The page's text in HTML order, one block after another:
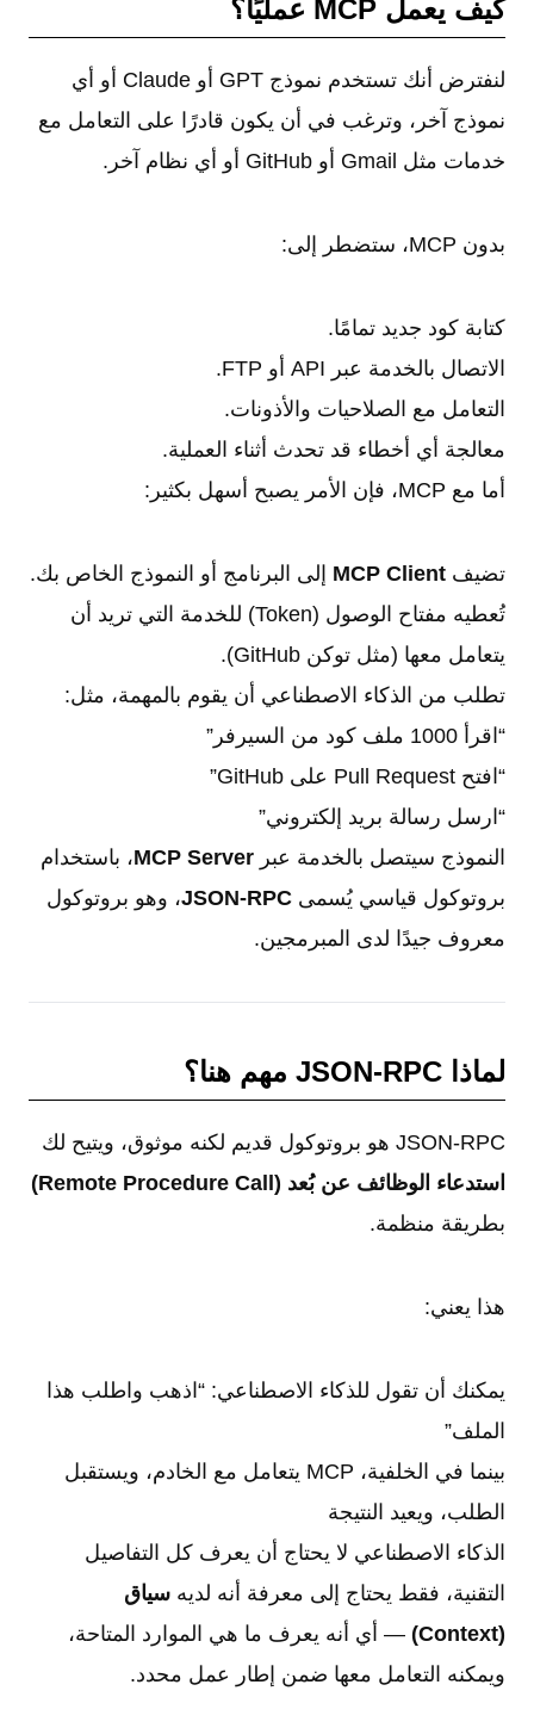
كيف يعمل MCP عمليًا؟
لنفترض أنك تستخدم نموذج GPT أو Claude أو أي
نموذج آخر، وترغب في أن يكون قادرًا على التعامل مع
خدمات مثل Gmail أو GitHub أو أي نظام آخر.
بدون MCP، ستضطر إلى:
كتابة كود جديد تمامًا.
الاتصال بالخدمة عبر API أو FTP.
التعامل مع الصلاحيات والأذونات.
معالجة أي أخطاء قد تحدث أثناء العملية.
أما مع MCP، فإن الأمر يصبح أسهل بكثير:
تضيف MCP Client إلى البرنامج أو النموذج الخاص بك.
تُعطيه مفتاح الوصول (Token) للخدمة التي تريد أن
يتعامل معها (مثل توكن GitHub).
تطلب من الذكاء الاصطناعي أن يقوم بالمهمة، مثل:
“اقرأ 1000 ملف كود من السيرفر”
“افتح Pull Request على GitHub”
“ارسل رسالة بريد إلكتروني”
النموذج سيتصل بالخدمة عبر MCP Server، باستخدام
بروتوكول قياسي يُسمى JSON-RPC، وهو بروتوكول
معروف جيدًا لدى المبرمجين.
لماذا JSON-RPC مهم هنا؟
JSON-RPC هو بروتوكول قديم لكنه موثوق، ويتيح لك
استدعاء الوظائف عن بُعد (Remote Procedure Call)
بطريقة منظمة.
هذا يعني:
يمكنك أن تقول للذكاء الاصطناعي: “اذهب واطلب هذا
الملف”
بينما في الخلفية، MCP يتعامل مع الخادم، ويستقبل
الطلب، ويعيد النتيجة
الذكاء الاصطناعي لا يحتاج أن يعرف كل التفاصيل
التقنية، فقط يحتاج إلى معرفة أنه لديه سياق
(Context)
— أي أنه يعرف ما هي الموارد المتاحة،
ويمكنه التعامل معها ضمن إطار عمل محدد.